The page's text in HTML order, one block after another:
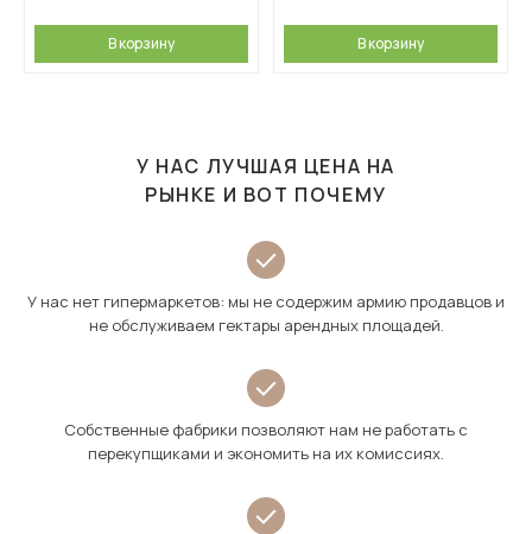
В корзину В корзину
У НАС ЛУЧШАЯ ЦЕНА НА
РЫНКЕ И ВОТ ПОЧЕМУ
У нас нет гипермаркетов: мы не содержим армию продавцов и
не обслуживаем гектары арендных площадей.
Собственные фабрики позволяют нам не работать с
перекупщиками и экономить на их комиссиях.